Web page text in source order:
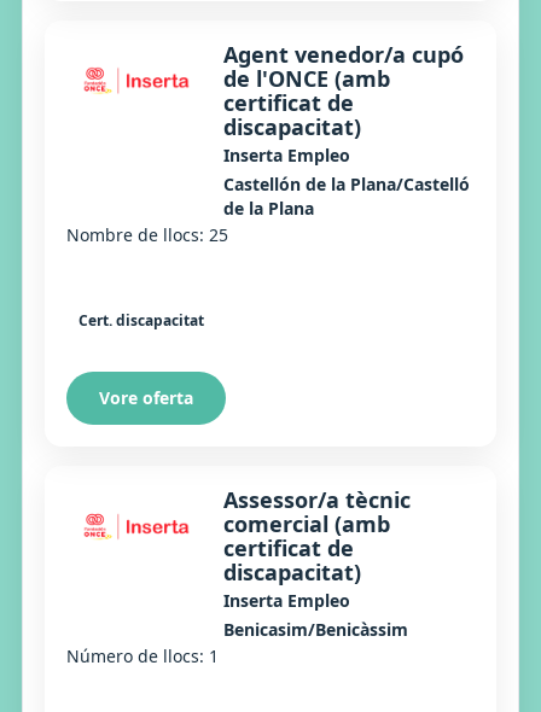
Agent venedor/a cupó
de l'ONCE (amb
certificat de
discapacitat)
Inserta Empleo
Castellón de la Plana/Castelló
de la Plana
Nombre de llocs: 25
Cert. discapacitat
Vore oferta
Assessor/a tècnic
comercial (amb
certificat de
discapacitat)
Inserta Empleo
Benicasim/Benicàssim
Número de llocs: 1